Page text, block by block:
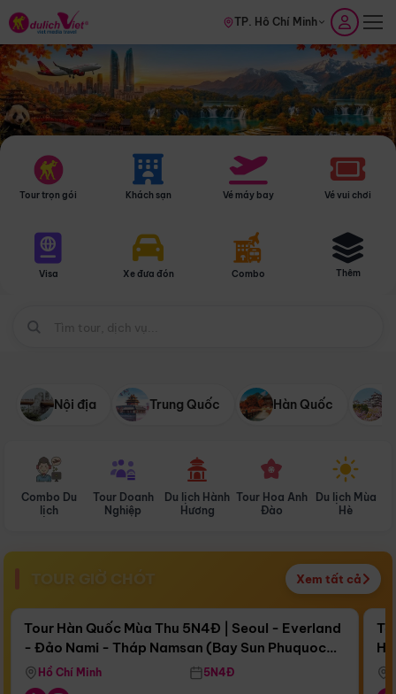
TP. Hồ Chí Minh
Tour trọn gói Khách sạn Vé máy bay Vé vui chơi
Visa Xe đưa đón Combo Thêm
Nội địa Trung Quốc Hàn Quốc
Combo Du
lịch
Tour Doanh
Nghiệp
Du lịch Hành
Hương
Tour Hoa Anh
Đào
Du lịch Mùa
Hè
TOUR GIỜ CHÓT Xem tất cả
Còn16 ngày 18:32:56
Bay Sun Phuquoc Airways
Điểm nổi bật
Tour Hàn Quốc Mùa Thu 5N4Đ | Seoul - Everland
- Đảo Nami - Tháp Namsan (Bay Sun Phuquoc
Airways)
Hồ Chí Minh 5N4Đ